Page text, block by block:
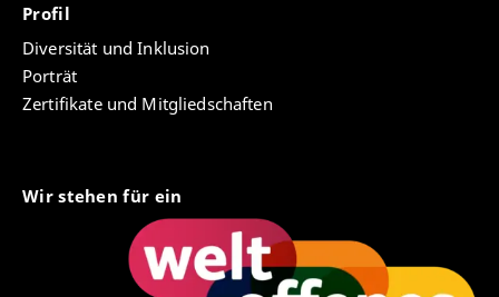
Profil
Diversität und Inklusion
Porträt
Zertifikate und Mitgliedschaften
Wir stehen für ein